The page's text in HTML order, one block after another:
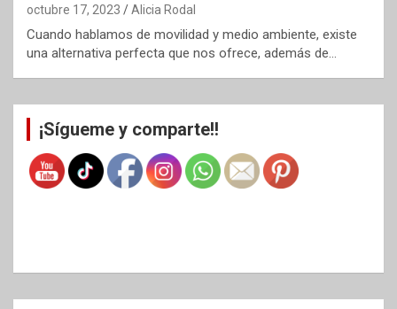
octubre 17, 2023 Alicia Rodal
Cuando hablamos de movilidad y medio ambiente, existe
una alternativa perfecta que nos ofrece, además de…
¡Sígueme y comparte!!